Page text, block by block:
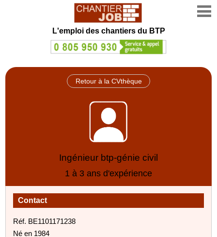
L'emploi des chantiers du BTP
Retour à la CVthèque
Ingénieur btp-génie civil
1 à 3 ans d'expérience
Contact
Réf. BE1101171238
Né en 1984